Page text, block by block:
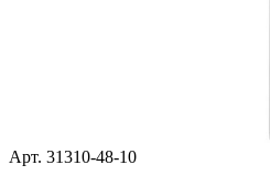
Арт. 31310-48-10